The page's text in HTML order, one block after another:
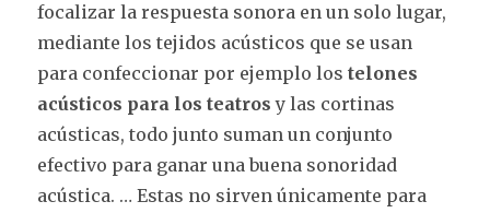
focalizar la respuesta sonora en un solo lugar,
mediante los tejidos acústicos que se usan
para confeccionar por ejemplo lostelones
acústicos para los teatros y las cortinas
acústicas, todo junto suman un conjunto
efectivo para ganar una buena sonoridad
acústica. … Estas no sirven únicamente para